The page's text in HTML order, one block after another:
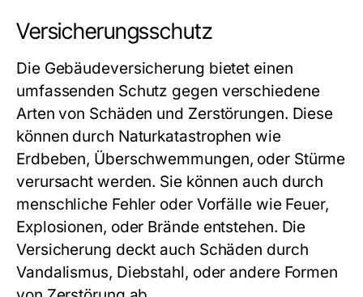
Versicherungsschutz
Die Gebäudeversicherung bietet einen
umfassenden Schutz gegen verschiedene
Arten von Schäden und Zerstörungen. Diese
können durch Naturkatastrophen wie
Erdbeben, Überschwemmungen, oder Stürme
verursacht werden. Sie können auch durch
menschliche Fehler oder Vorfälle wie Feuer,
Explosionen, oder Brände entstehen. Die
Versicherung deckt auch Schäden durch
Vandalismus, Diebstahl, oder andere Formen